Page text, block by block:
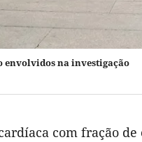
envolvidos na investigação
com fração